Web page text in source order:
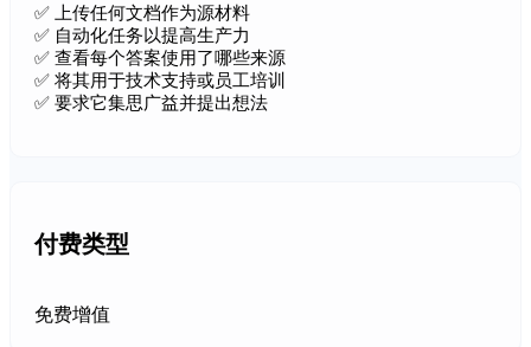
✅ 上传任何文档作为源材料
✅ 自动化任务以提高生产力
✅ 查看每个答案使用了哪些来源
✅ 将其用于技术支持或员工培训
✅ 要求它集思广益并提出想法
付费类型
免费增值